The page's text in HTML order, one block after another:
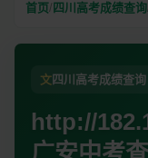
首页/ 四川高考成绩查询
文 四川高考成绩查询
http://
广安中考